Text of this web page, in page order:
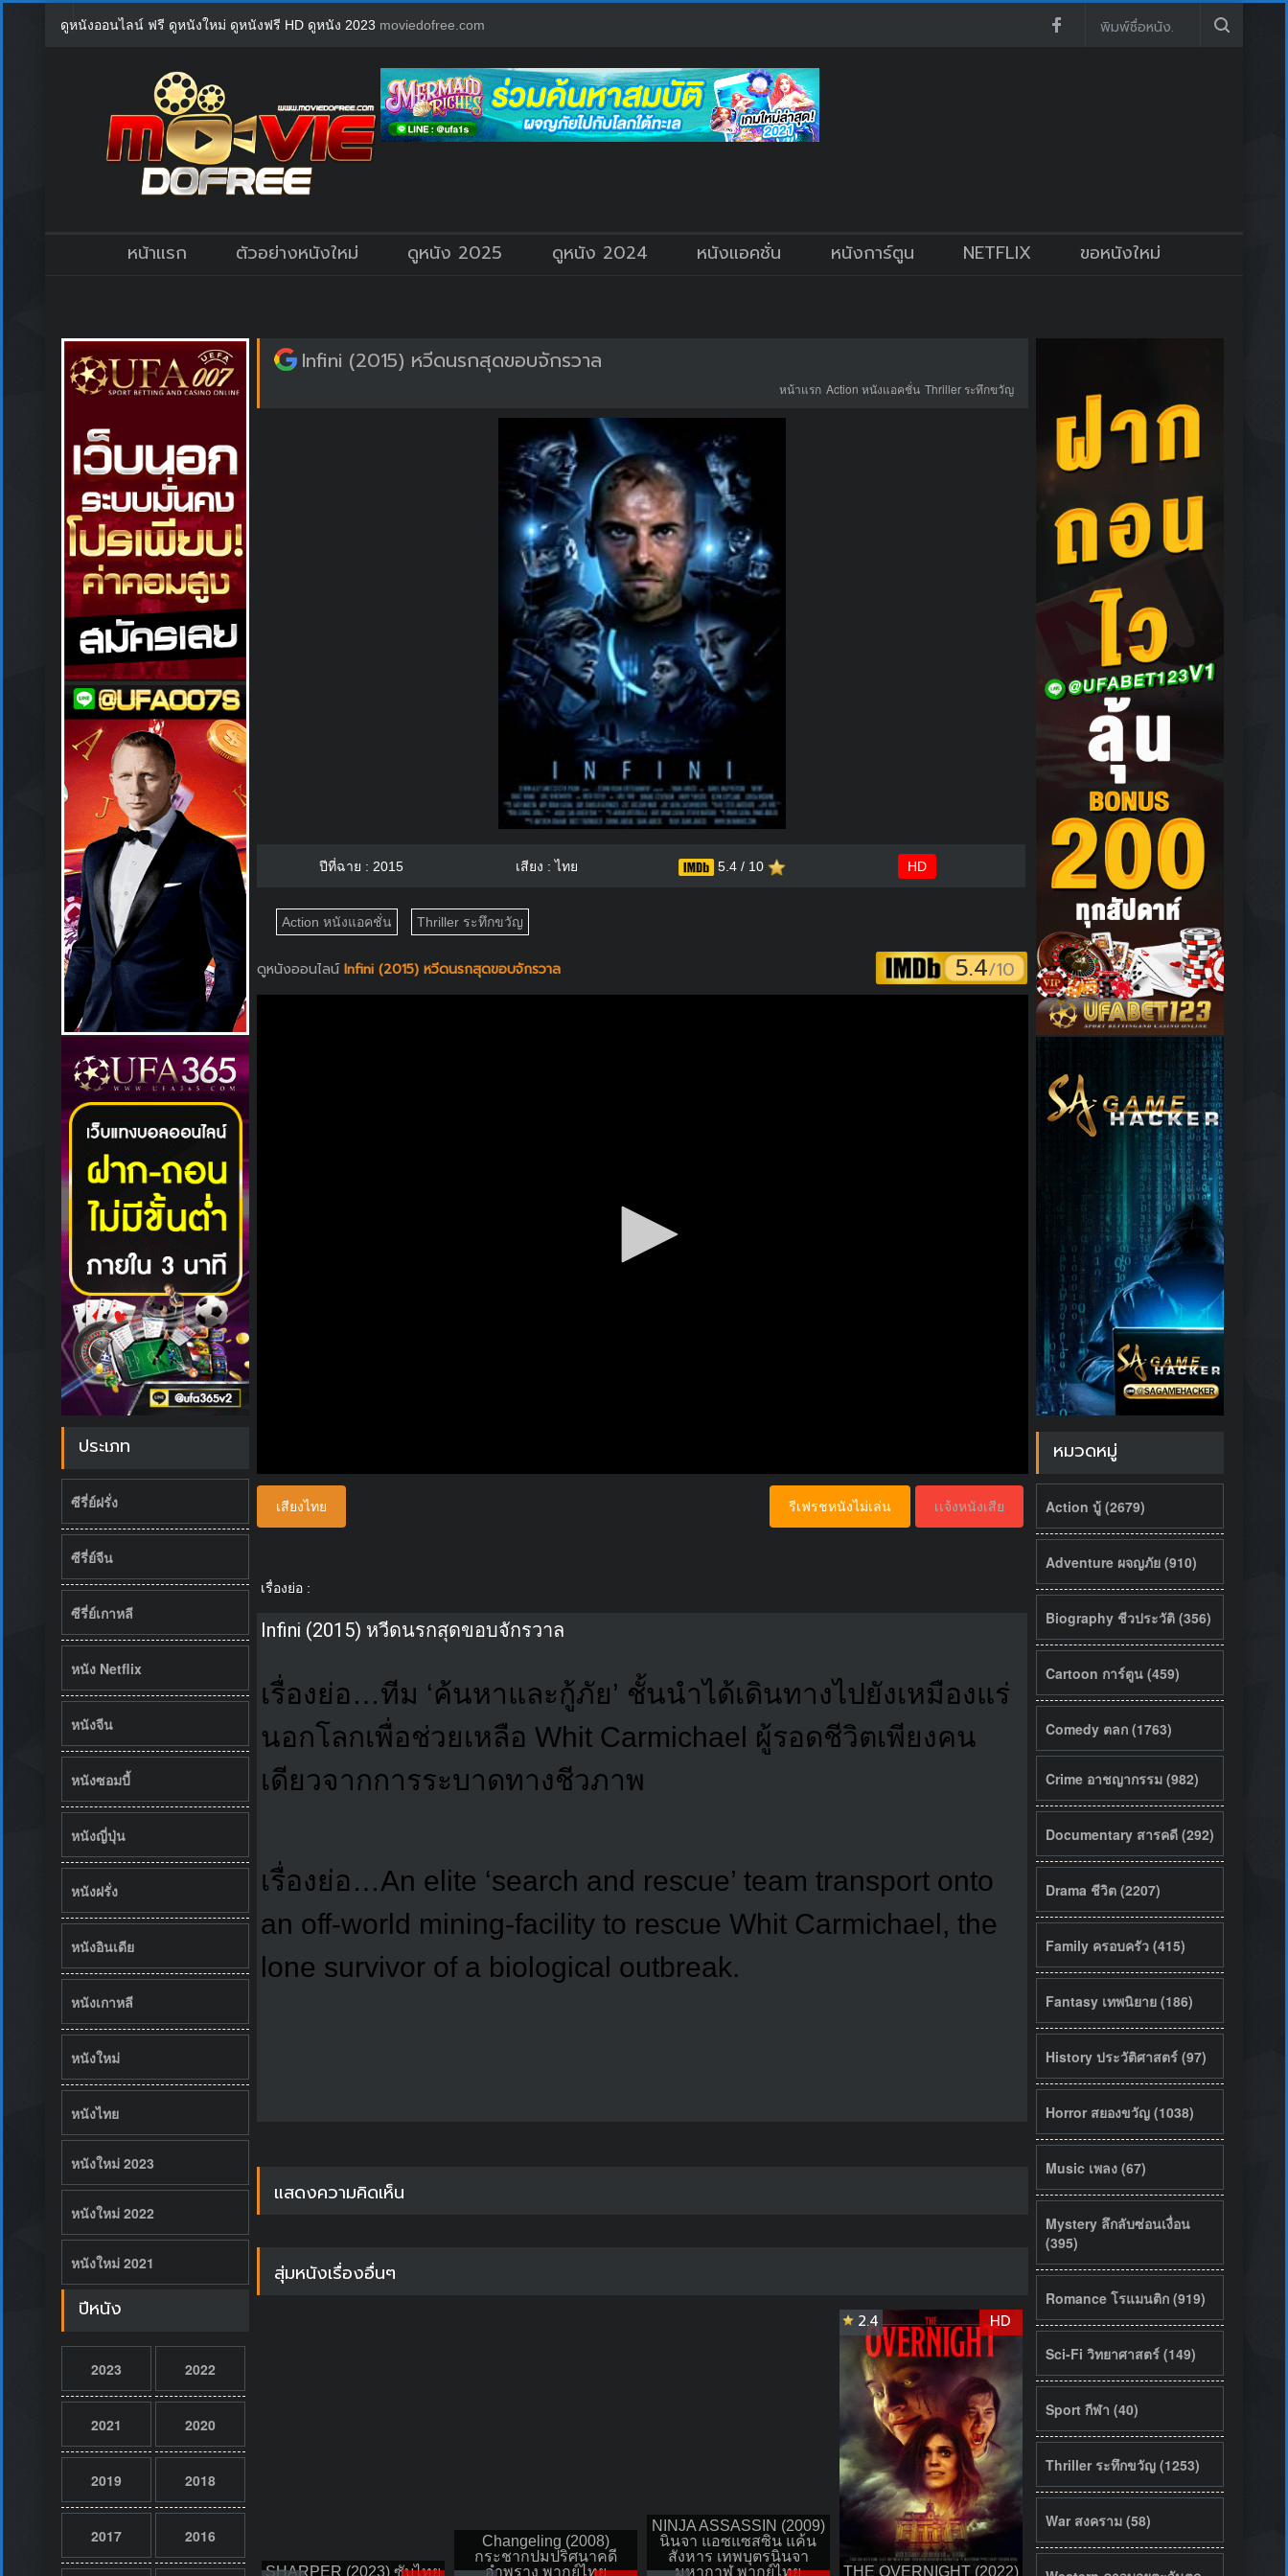
ดูหนังออนไลน์ ฟรี ดูหนังใหม่ ดูหนังฟรี HD ดูหนัง 2023 moviedofree.com
หน้าแรก ตัวอย่างหนังใหม่ ดูหนัง 2025 ดูหนัง 2024 หนังแอคชั่น หนังการ์ตูน NETFLIX ขอหนังใหม่
ประเภท
ซีรี่ย์ฝรั่ง
ซีรี่ย์จีน
ซีรี่ย์เกาหลี
หนัง Netflix
หนังจีน
หนังซอมบี้
หนังญี่ปุ่น
หนังฝรั่ง
หนังอินเดีย
หนังเกาหลี
หนังใหม่
หนังไทย
หนังใหม่ 2023
หนังใหม่ 2022
หนังใหม่ 2021
ปีหนัง
2023 2022
2021 2020
2019 2018
2017 2016
Infini (2015) หวีดนรกสุดขอบจักรวาล
หน้าแรก Action หนังแอคชั่น Thriller ระทึกขวัญ
ปีที่ฉาย : 2015 เสียง : ไทย 5.4 / 10 HD
Action หนังแอคชั่น Thriller ระทึกขวัญ
ดูหนังออนไลน์Infini (2015) หวีดนรกสุดขอบจักรวาล 5.4/10
เสียงไทย เเจ้งหนังเสีย
รีเฟรชหนังไม่เล่น
เรื่องย่อ :
Infini (2015) หวีดนรกสุดขอบจักรวาล
เรื่องย่อ…ทีม ‘ค้นหาและกู้ภัย’ ชั้นนำได้เดินทางไปยังเหมืองแร่
นอกโลกเพื่อช่วยเหลือ Whit Carmichael ผู้รอดชีวิตเพียงคน
เดียวจากการระบาดทางชีวภาพ
เรื่องย่อ…An elite ‘search and rescue’ team transport onto
an off-world mining-facility to rescue Whit Carmichael, the
lone survivor of a biological outbreak.
แสดงความคิดเห็น
สุ่มหนังเรื่องอื่นๆ
SHARPER (2023) ซับไทย
Changeling (2008)
กระชากปมปริศนาคดี
อำพราง พากย์ไทย
NINJA ASSASSIN (2009)
นินจา แอซแซสซิน แค้น
สังหาร เทพบุตรนินจา
มหากาฬ พากย์ไทย
THE OVERNIGHT (2022)
2.4 HD
หมวดหมู่
Action บู้ (2679)
Adventure ผจญภัย (910)
Biography ชีวประวัติ (356)
Cartoon การ์ตูน (459)
Comedy ตลก (1763)
Crime อาชญากรรม (982)
Documentary สารคดี (292)
Drama ชีวิต (2207)
Family ครอบครัว (415)
Fantasy เทพนิยาย (186)
History ประวัติศาสตร์ (97)
Horror สยองขวัญ (1038)
Music เพลง (67)
Mystery ลึกลับซ่อนเงื่อน
(395)
Romance โรแมนติก (919)
Sci-Fi วิทยาศาสตร์ (149)
Sport กีฬา (40)
Thriller ระทึกขวัญ (1253)
War สงคราม (58)